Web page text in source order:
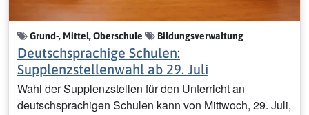
Grund-, Mittel, Oberschule Bildungsverwaltung
Deutschsprachige Schulen:
Supplenzstellenwahl ab 29. Juli
Wahl der Supplenzstellen für den Unterricht an
deutschsprachigen Schulen kann von Mittwoch, 29. Juli,